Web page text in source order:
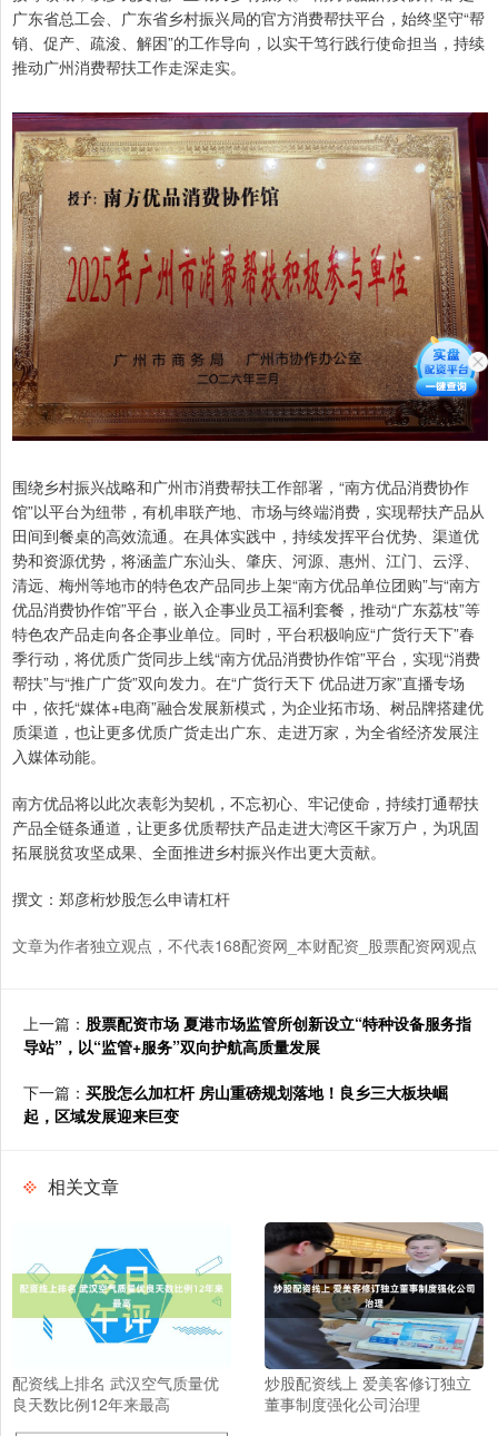
广东省总工会、广东省乡村振兴局的官方消费帮扶平台，始终坚守“帮
销、促产、疏浚、解困”的工作导向，以实干笃行践行使命担当，持续
推动广州消费帮扶工作走深走实。
围绕乡村振兴战略和广州市消费帮扶工作部署，“南方优品消费协作
馆”以平台为纽带，有机串联产地、市场与终端消费，实现帮扶产品从
田间到餐桌的高效流通。在具体实践中，持续发挥平台优势、渠道优
势和资源优势，将涵盖广东汕头、肇庆、河源、惠州、江门、云浮、
清远、梅州等地市的特色农产品同步上架“南方优品单位团购”与“南方
优品消费协作馆”平台，嵌入企事业员工福利套餐，推动“广东荔枝”等
特色农产品走向各企事业单位。同时，平台积极响应“广货行天下”春
季行动，将优质广货同步上线“南方优品消费协作馆”平台，实现“消费
帮扶”与“推广广货”双向发力。在“广货行天下 优品进万家”直播专场
中，依托“媒体+电商”融合发展新模式，为企业拓市场、树品牌搭建优
质渠道，也让更多优质广货走出广东、走进万家，为全省经济发展注
入媒体动能。
南方优品将以此次表彰为契机，不忘初心、牢记使命，持续打通帮扶
产品全链条通道，让更多优质帮扶产品走进大湾区千家万户，为巩固
拓展脱贫攻坚成果、全面推进乡村振兴作出更大贡献。
撰文：郑彦桁炒股怎么申请杠杆
文章为作者独立观点，不代表168配资网_本财配资_股票配资网观点
上一篇： 股票配资市场 夏港市场监管所创新设立“特种设备服务指
导站”，以“监管+服务”双向护航高质量发展
下一篇： 买股怎么加杠杆 房山重磅规划落地！良乡三大板块崛
起，区域发展迎来巨变
相关文章
配资线上排名 武汉空气质量优
良天数比例12年来最高
炒股配资线上 爱美客修订独立
董事制度强化公司治理